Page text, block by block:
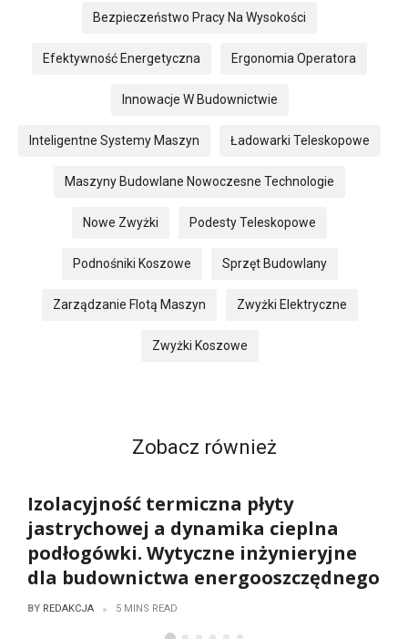
Bezpieczeństwo Pracy Na Wysokości
Efektywność Energetyczna Ergonomia Operatora
Innowacje W Budownictwie
Inteligentne Systemy Maszyn Ładowarki Teleskopowe
Maszyny Budowlane Nowoczesne Technologie
Nowe Zwyżki Podesty Teleskopowe
Podnośniki Koszowe Sprzęt Budowlany
Zarządzanie Flotą Maszyn Zwyżki Elektryczne
Zwyżki Koszowe
Zobacz również
Izolacyjność termiczna płyty
jastrychowej a dynamika cieplna
podłogówki. Wytyczne inżynieryjne
dla budownictwa energooszczędnego
BY REDAKCJA 5 MINS READ